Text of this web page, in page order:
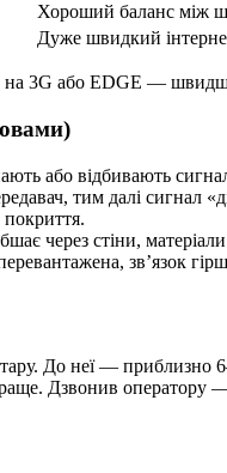
Хороший баланс між
Дуже швидкий
3G або EDGE —
або відбивають
тим далі сигнал
через стіни,
зв’язок
До неї — приблизно
Дзвонив оператору